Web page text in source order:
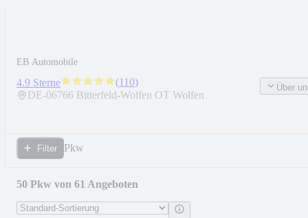
EB Automobile
4.9 Sterne (110)
DE-06766 Bitterfeld-Wolfen OT Wolfen
Über
Filter Pkw
50 Pkw von 61 Angeboten